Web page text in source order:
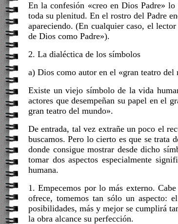
En la confesión «creo en Dios Padre»
toda su plenitud. En el rostro del Padre
apareciendo. (En cualquier caso, el
de Dios como Padre»).
2. La dialéctica de los símbolos
a) Dios como autor en el «gran teatro del
Existe un viejo símbolo de la vida
actores que desempeñan su papel en el
gran teatro del mundo».
De entrada, tal vez extrañe un poco el
buscamos. Pero lo cierto es que se trata
donde consigue mostrar desde dicho
tomar dos aspectos especialmente
humana.
1. Empecemos por lo más externo.
ofrece, tomemos tan sólo un aspecto:
posibilidades, más y mejor se cumplirá
la obra alcance su perfección.